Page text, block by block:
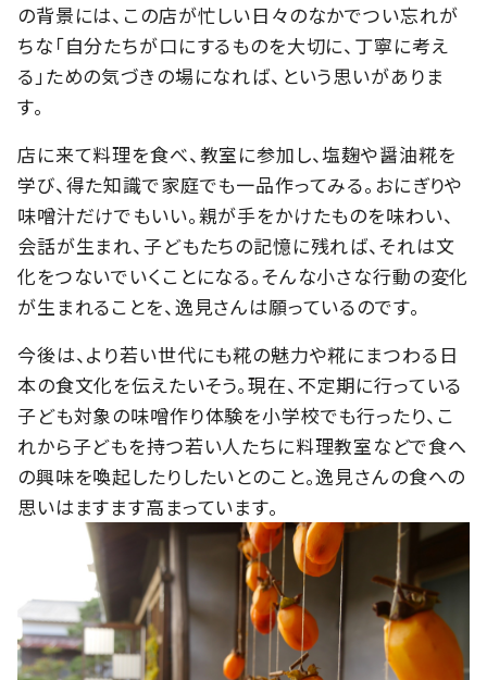
の背景には、この店が忙しい日々のなかでつい忘れが
ちな「自分たちが口にするものを大切に、丁寧に考え
る」ための気づきの場になれば、という思いがありま
す。
店に来て料理を食べ、教室に参加し、塩麹や醤油糀を
学び、得た知識で家庭でも一品作ってみる。おにぎりや
味噌汁だけでもいい。親が手をかけたものを味わい、
会話が生まれ、子どもたちの記憶に残れば、それは文
化をつないでいくことになる。そんな小さな行動の変化
が生まれることを、逸見さんは願っているのです。
今後は、より若い世代にも糀の魅力や糀にまつわる日
本の食文化を伝えたいそう。現在、不定期に行っている
子ども対象の味噌作り体験を小学校でも行ったり、こ
れから子どもを持つ若い人たちに料理教室などで食へ
の興味を喚起したりしたいとのこと。逸見さんの食への
思いはますます高まっています。